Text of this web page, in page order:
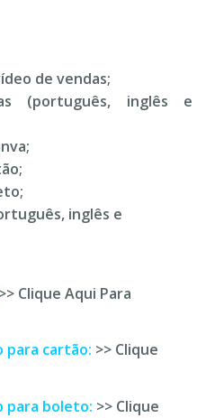
de vendas;
(português, inglês e
inglês e
>> Clique Aqui Para
para cartão: >> Clique
para boleto: >> Clique